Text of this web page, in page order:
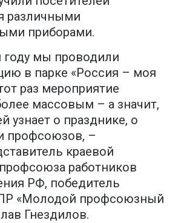
различными
приборами.
мы проводили
в парке «Россия – моя
раз мероприятие
массовым – а значит,
узнает о празднике, о
профсоюзов, –
краевой
работников
РФ, победитель
«Молодой профсоюзный
Гнездилов.